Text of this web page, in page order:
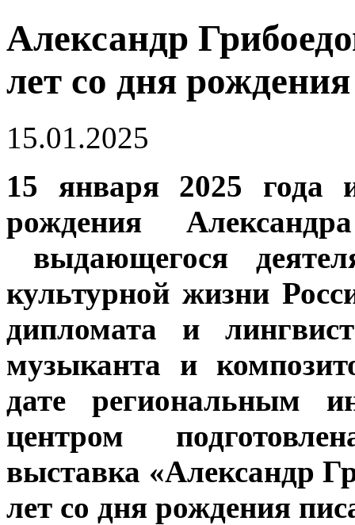
Александр
лет со дня
15.01.2025
15 января 2025 года
рождения
выдающегося
культурной жизни
дипломата и
музыканта и
дате региональным
центром
выставка «Александр
лет со дня рождения